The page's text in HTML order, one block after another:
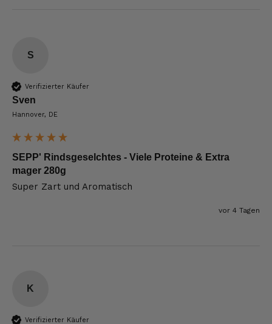
S
Verifizierter Käufer
Sven
Hannover, DE
SEPP' Rindsgeselchtes - Viele Proteine & Extra
mager 280g
Super Zart und Aromatisch
vor 4 Tagen
K
Verifizierter Käufer